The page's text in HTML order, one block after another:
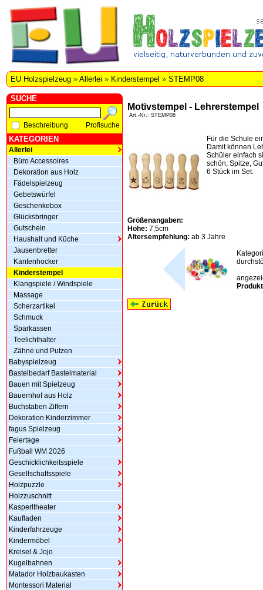
EU Holzspielzeug » Allerlei » Kinderstempel » STEMP08
SUCHE
Beschreibung Profisuche
KATEGORIEN
Allerlei
Büro Accessoires
Dekoration aus Holz
Fädelspielzeug
Gebetswürfel
Geschenkebox
Glücksbringer
Gutschein
Haushalt und Küche
Jausenbretter
Kantenhocker
Kinderstempel
Klangspiele / Windspiele
Massage
Scherzartikel
Schmuck
Sparkassen
Teelichthalter
Zähne und Putzen
Babyspielzeug
Bastelbedarf Bastelmaterial
Bauen mit Spielzeug
Bauernhof aus Holz
Buchstaben Ziffern
Dekoration Kinderzimmer
fagus Spielzeug
Feiertage
Fußball WM 2026
Geschicklichkeitsspiele
Gesellschaftsspiele
Holzpuzzle
Holzzuschnitt
Kasperltheater
Kaufladen
Kinderfahrzeuge
Kindermöbel
Kreisel & Jojo
Kugelbahnen
Matador Holzbaukasten
Montessori Material
Motivstempel - Lehrerstempel
Art.-Nr.: STEMP08
Für die Schule
Damit können
Schüler einfach
schön, Spitze,
6 Stück im Set.
Größenangaben:
Höhe: 7,5cm
Altersempfehlung: ab 3 Jahre